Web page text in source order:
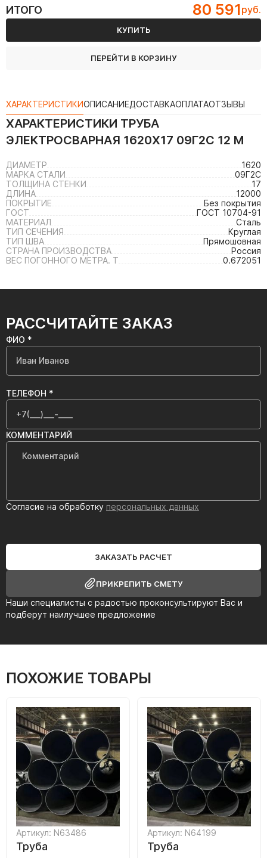
ИТОГО 80 591руб.
КУПИТЬ
ПЕРЕЙТИ В КОРЗИНУ
ХАРАКТЕРИСТИКИОПИСАНИЕДОСТАВКАОПЛАТАОТЗЫВЫ
ХАРАКТЕРИСТИКИ ТРУБА
ЭЛЕКТРОСВАРНАЯ 1620Х17 09Г2С 12 М
ДИАМЕТР
1620
МАРКА СТАЛИ
09Г2С
ТОЛЩИНА СТЕНКИ
17
ДЛИНА
12000
ПОКРЫТИЕ
Без покрытия
ГОСТ
ГОСТ 10704-91
МАТЕРИАЛ
Сталь
ТИП СЕЧЕНИЯ
Круглая
ТИП ШВА
Прямошовная
СТРАНА ПРОИЗВОДСТВА
Россия
ВЕС ПОГОННОГО МЕТРА. Т
0.672051
РАССЧИТАЙТЕ ЗАКАЗ
Наши специалисты с радостью проконсультируют Вас и
подберут наилучшее предложение
ФИО *
ТЕЛЕФОН *
КОММЕНТАРИЙ
Согласие на обработку персональных данных
ЗАКАЗАТЬ РАСЧЕТ
ПРИКРЕПИТЬ СМЕТУ
ПОХОЖИЕ ТОВАРЫ
Артикул: N63486
Труба
Артикул: N64199
Труба